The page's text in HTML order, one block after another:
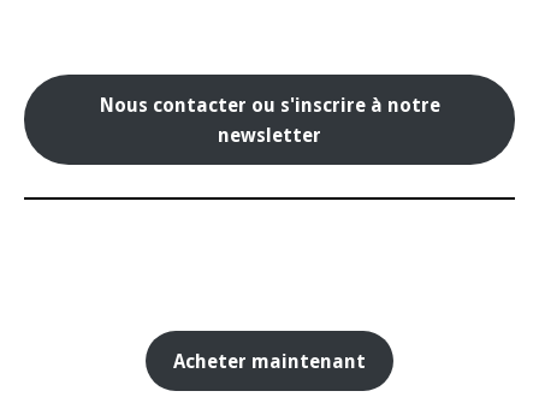
Nous contacter ou s'inscrire à notre
newsletter
Acheter maintenant